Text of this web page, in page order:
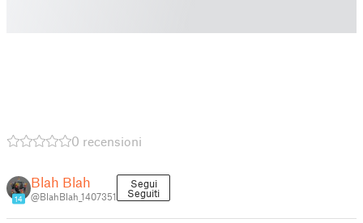
0 recensioni
14
Blah Blah
@BlahBlah_1407351
Segui
Seguiti